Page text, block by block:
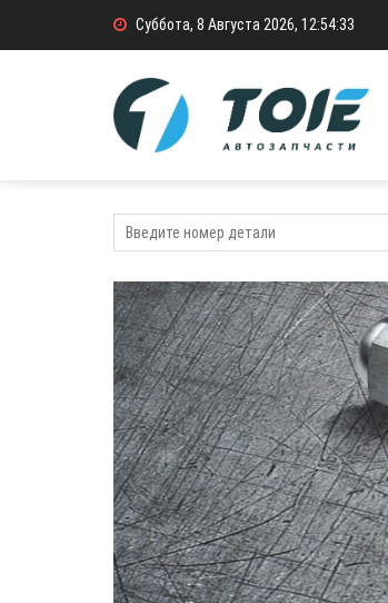
Суббота, 8 Августа 2026, 12:54:33